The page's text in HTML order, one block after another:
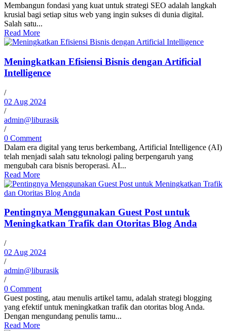
Membangun fondasi yang kuat untuk strategi SEO adalah langkah
krusial bagi setiap situs web yang ingin sukses di dunia digital.
Salah satu...
Read More
Meningkatkan Efisiensi Bisnis dengan Artificial
Intelligence
/
02 Aug 2024
/
admin@liburasik
/
0 Comment
Dalam era digital yang terus berkembang, Artificial Intelligence (AI)
telah menjadi salah satu teknologi paling berpengaruh yang
mengubah cara bisnis beroperasi. AI...
Read More
Pentingnya Menggunakan Guest Post untuk
Meningkatkan Trafik dan Otoritas Blog Anda
/
02 Aug 2024
/
admin@liburasik
/
0 Comment
Guest posting, atau menulis artikel tamu, adalah strategi blogging
yang efektif untuk meningkatkan trafik dan otoritas blog Anda.
Dengan mengundang penulis tamu...
Read More